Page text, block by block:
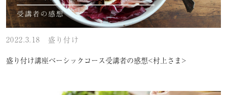
2022.3.18 盛り付け
盛り付け講座ベーシックコース受講者の感想<村上さま>